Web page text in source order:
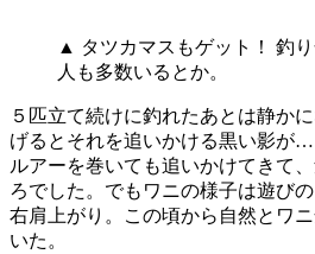
▲ タツカマスもゲット！ 釣
人も多数いるとか。
５匹立て続けに釣れたあとは静か
げるとそれを追いかける黒い影が
ルアーを巻いても追いかけてきて
ろでした。でもワニの様子は遊び
右肩上がり。この頃から自然とワ
いた。